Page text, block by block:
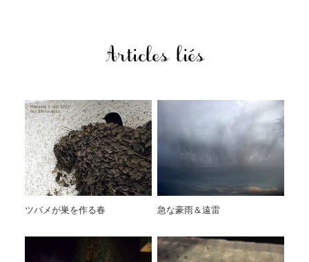
Articles liés
ツバメが巣を作る春 急な豪雨＆遠雷